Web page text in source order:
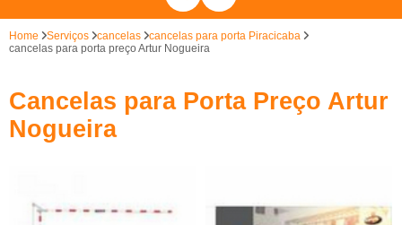
Home Serviços cancelas
cancelas para porta Piracicaba
cancelas para porta preço Artur Nogueira
Cancelas para Porta Preço Artur
Nogueira